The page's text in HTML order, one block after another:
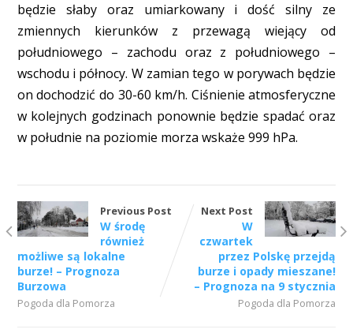
będzie słaby oraz umiarkowany i dość silny ze
zmiennych kierunków z przewagą wiejący od
południowego – zachodu oraz z południowego –
wschodu i północy. W zamian tego w porywach będzie
on dochodzić do 30-60 km/h. Ciśnienie atmosferyczne
w kolejnych godzinach ponownie będzie spadać oraz
w południe na poziomie morza wskaże 999 hPa.
Previous Post
W środę
również
możliwe są lokalne
burze! – Prognoza
Burzowa
Pogoda dla Pomorza
Next Post
W
czwartek
przez Polskę przejdą
burze i opady mieszane!
– Prognoza na 9 stycznia
Pogoda dla Pomorza